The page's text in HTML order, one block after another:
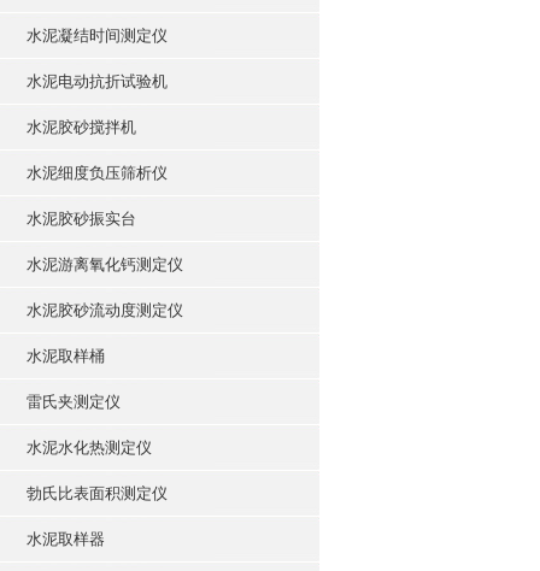
水泥凝结时间测定仪
水泥电动抗折试验机
水泥胶砂搅拌机
水泥细度负压筛析仪
水泥胶砂振实台
水泥游离氧化钙测定仪
水泥胶砂流动度测定仪
水泥取样桶
雷氏夹测定仪
水泥水化热测定仪
勃氏比表面积测定仪
水泥取样器